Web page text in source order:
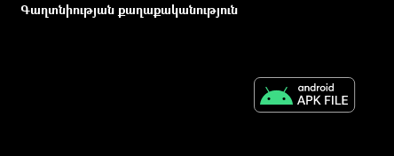
Գաղտնիության քաղաքականություն